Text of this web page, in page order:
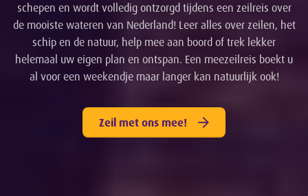
schepen en wordt volledig ontzorgd tijdens een zeilreis over
de mooiste wateren van Nederland! Leer alles over zeilen, het
schip en de natuur, help mee aan boord of trek lekker
helemaal uw eigen plan en ontspan. Een meezeilreis boekt u
al voor een weekendje maar langer kan natuurlijk ook!
Zeil met ons mee!